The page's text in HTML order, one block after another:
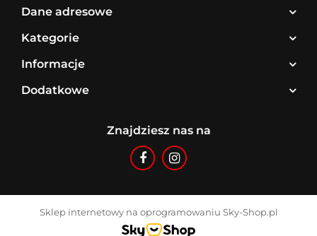
Dane adresowe
Kategorie
Informacje
Dodatkowe
Znajdziesz nas na
Sklep internetowy na oprogramowaniu Sky-Shop.pl